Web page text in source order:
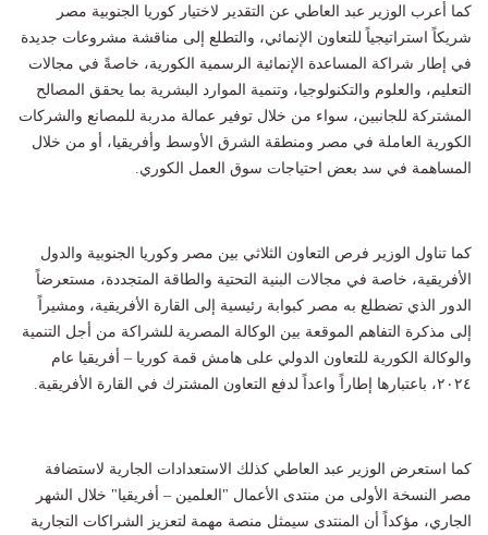
كما أعرب الوزير عبد العاطي عن التقدير لاختيار كوريا الجنوبية مصر
شريكاً استراتيجياً للتعاون الإنمائي، والتطلع إلى مناقشة مشروعات جديدة
في إطار شراكة المساعدة الإنمائية الرسمية الكورية، خاصةً في مجالات
التعليم، والعلوم والتكنولوجيا، وتنمية الموارد البشرية بما يحقق المصالح
المشتركة للجانبين، سواء من خلال توفير عمالة مدربة للمصانع والشركات
الكورية العاملة في مصر ومنطقة الشرق الأوسط وأفريقيا، أو من خلال
المساهمة في سد بعض احتياجات سوق العمل الكوري.
كما تناول الوزير فرص التعاون الثلاثي بين مصر وكوريا الجنوبية والدول
الأفريقية، خاصة في مجالات البنية التحتية والطاقة المتجددة، مستعرضاً
الدور الذي تضطلع به مصر كبوابة رئيسية إلى القارة الأفريقية، ومشيراً
إلى مذكرة التفاهم الموقعة بين الوكالة المصرية للشراكة من أجل التنمية
والوكالة الكورية للتعاون الدولي على هامش قمة كوريا – أفريقيا عام
٢٠٢٤، باعتبارها إطاراً واعداً لدفع التعاون المشترك في القارة الأفريقية.
كما استعرض الوزير عبد العاطي كذلك الاستعدادات الجارية لاستضافة
مصر النسخة الأولى من منتدى الأعمال "العلمين – أفريقيا" خلال الشهر
الجاري، مؤكداً أن المنتدى سيمثل منصة مهمة لتعزيز الشراكات التجارية